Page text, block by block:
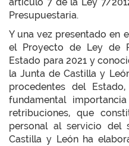
Presupuestaria.
Y una vez presentado en
el Proyecto de Ley de
Estado para 2021 y
la Junta de Castilla y
procedentes del
fundamental
retribuciones, que
personal al servicio del
Castilla y León ha